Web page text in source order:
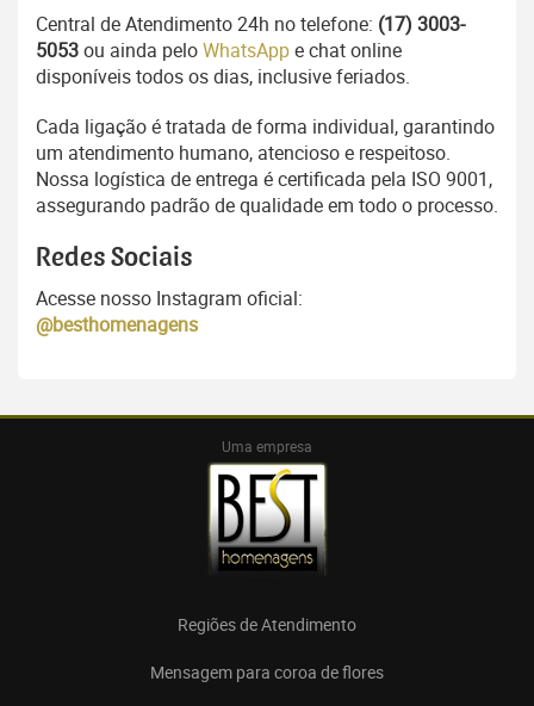
Central de Atendimento 24h no telefone: (17) 3003-
5053ou ainda peloWhatsAppe chat online
disponíveis todos os dias, inclusive feriados.
Cada ligação é tratada de forma individual, garantindo
um atendimento humano, atencioso e respeitoso.
Nossa logística de entrega é certificada pela ISO 9001,
assegurando padrão de qualidade em todo o processo.
Redes Sociais
Acesse nosso Instagram oficial:
@besthomenagens
Uma empresa
Regiões de Atendimento
Mensagem para coroa de flores